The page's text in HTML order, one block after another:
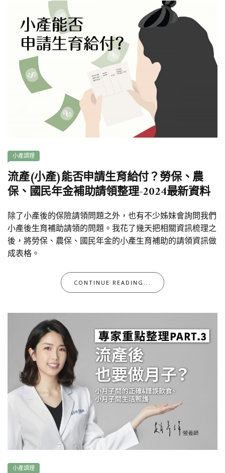
小產調理
流產(小產)能否申請生育給付？勞保、農
保、國民年金補助請領整理-2024最新資料
除了小產後的保險請領問題之外，也有不少姊妹會詢問我們
小產後生育補助請領的問題。我花了幾天把相關資訊梳理之
後，將勞保、農保、國民年金的小產生育補助的請領資訊做
成表格。
CONTINUE READING...
小產調理